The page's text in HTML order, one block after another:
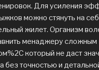
Для усиления
можно стянуть на
жилет. Организм
менаджеру сложным
который не даст
без точностью и